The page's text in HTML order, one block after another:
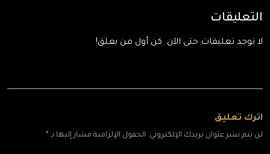
التعليقات
لا توجد تعليقات حتى الآن. كن أول من يعلق!
اترك تعليق
لن يتم نشر عنوان بريدك الإلكتروني. الحقول الإلزامية مشار إليها بـ *